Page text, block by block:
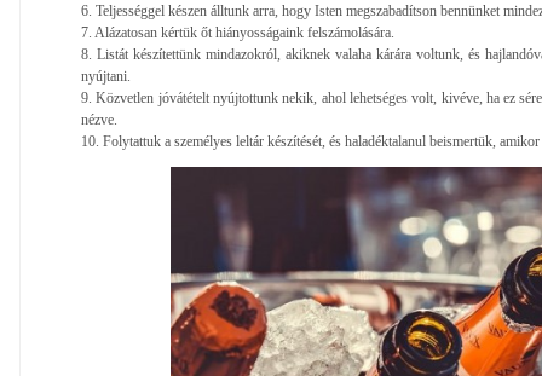
6. Teljességgel készen álltunk arra, hogy Isten megszabadítson bennünket
7. Alázatosan kértük őt hiányosságaink felszámolására.
8. Listát készítettünk mindazokról, akiknek valaha kárára voltunk, és
nyújtani.
9. Közvetlen jóvátételt nyújtottunk nekik, ahol lehetséges volt, kivéve, ha ez
nézve.
10. Folytattuk a személyes leltár készítését, és haladéktalanul beismertük,